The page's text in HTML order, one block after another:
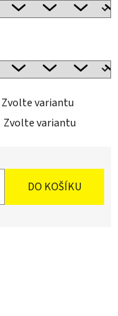
Zvolte variantu
Zvolte variantu
DO KOŠÍKU